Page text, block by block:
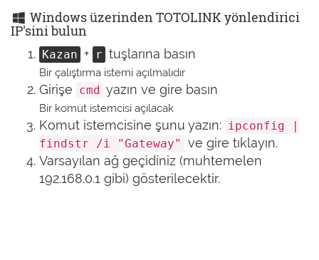
Windows üzerinden TOTOLINK yönlendirici
IP'sini bulun
Kazan + r tuşlarına basın
Bir çalıştırma istemi açılmalıdır
Girişe cmd yazın ve gire basın
Bir komut istemcisi açılacak
Komut istemcisine şunu yazın: ipconfig |
findstr /i "Gateway"
ve gire tıklayın.
Varsayılan ağ geçidiniz (muhtemelen
192.168.0.1 gibi) gösterilecektir.